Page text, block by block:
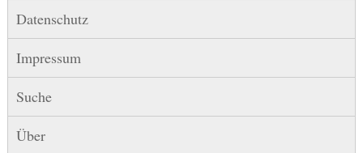
Datenschutz
Impressum
Suche
Über